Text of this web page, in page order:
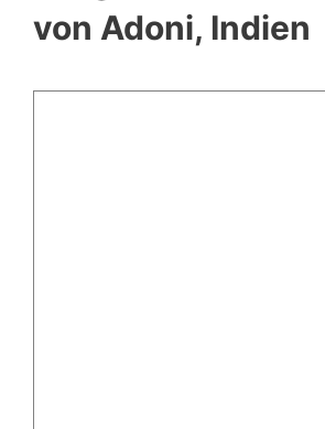
von Adoni, Indien